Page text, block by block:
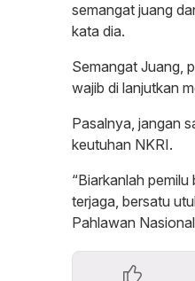
semangat juang
kata dia.
Semangat Juang,
wajib di lanjutkan
Pasalnya, jangan
keutuhan NKRI.
“Biarkanlah
terjaga, bersatu
Pahlawan